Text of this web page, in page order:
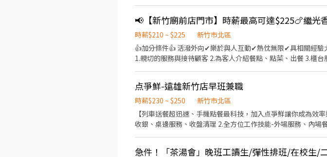
製麵)
時薪$210 ~ $225
新竹市北區
👍加分條件👍 活潑外向✔樂於與人互動✔熱忱無限✔具相
1.親切的服務與接待顧客 2.為客人介紹餐點、點菜、出餐 3.櫃
点爭鮮-遠雄新竹店早班兼職
時薪$230 ~ $250
新竹市北區
【列車送餐超迅速、手機點餐最科技，加入点爭鮮讓你成為效
收銀、桌邊服務、收盤清理 2.全方位工作技能-外場服務、內
急件！「茶湯會」晚班工讀生/彈性排班/在校生/